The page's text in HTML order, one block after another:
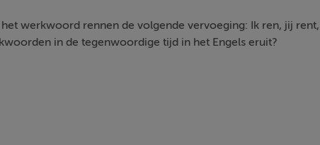
werkwoord rennen de volgende vervoeging: Ik ren, jij
in de tegenwoordige tijd in het Engels eruit?